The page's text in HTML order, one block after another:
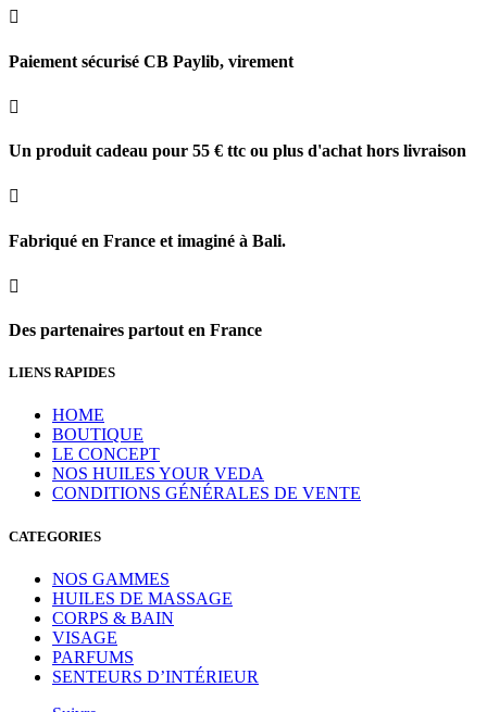

Paiement sécurisé CB Paylib, virement

Un produit cadeau pour 55 € ttc ou plus d'achat hors livraison

Fabriqué en France et imaginé à Bali.

Des partenaires partout en France
LIENS RAPIDES
HOME
BOUTIQUE
LE CONCEPT
NOS HUILES YOUR VEDA
CONDITIONS GÉNÉRALES DE VENTE
CATEGORIES
NOS GAMMES
HUILES DE MASSAGE
CORPS & BAIN
VISAGE
PARFUMS
SENTEURS D’INTÉRIEUR